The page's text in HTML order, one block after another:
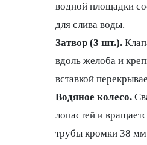
водной площадки
для слива воды.
Затвор (3 шт.).
вдоль желоба и
вставкой
Водяное колесо.
лопастей и
трубы кромки 38